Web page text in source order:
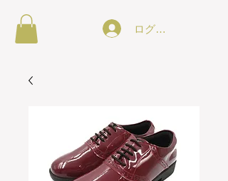
ログイン